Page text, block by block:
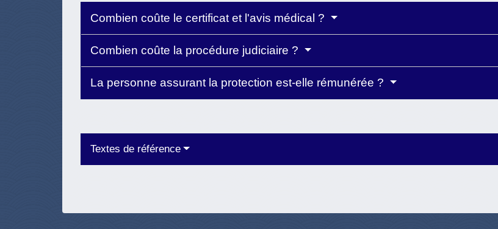
Combien coûte le certificat et l'avis médical ?
Combien coûte la procédure judiciaire ?
La personne assurant la protection est-elle rémunérée ?
Textes de référence